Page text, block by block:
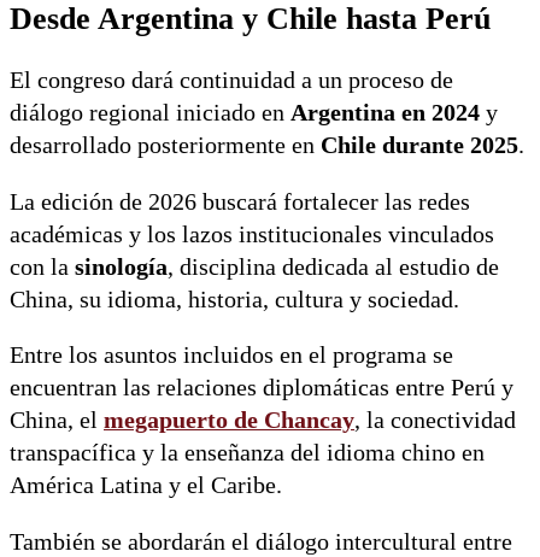
Desde Argentina y Chile hasta Perú
El congreso dará continuidad a un proceso de
diálogo regional iniciado en Argentina en 2024 y
desarrollado posteriormente en Chile durante 2025.
La edición de 2026 buscará fortalecer las redes
académicas y los lazos institucionales vinculados
con la sinología, disciplina dedicada al estudio de
China, su idioma, historia, cultura y sociedad.
Entre los asuntos incluidos en el programa se
encuentran las relaciones diplomáticas entre Perú y
China, el megapuerto de Chancay, la conectividad
transpacífica y la enseñanza del idioma chino en
América Latina y el Caribe.
También se abordarán el diálogo intercultural entre